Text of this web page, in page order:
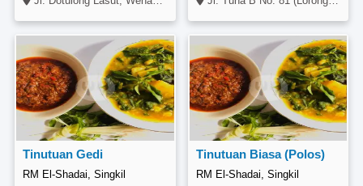
Tinutuan Gedi
RM El-Shadai, Singkil
Tinutuan Biasa (Polos)
RM El-Shadai, Singkil